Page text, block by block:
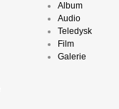
Album
Audio
Teledysk
Film
Galerie